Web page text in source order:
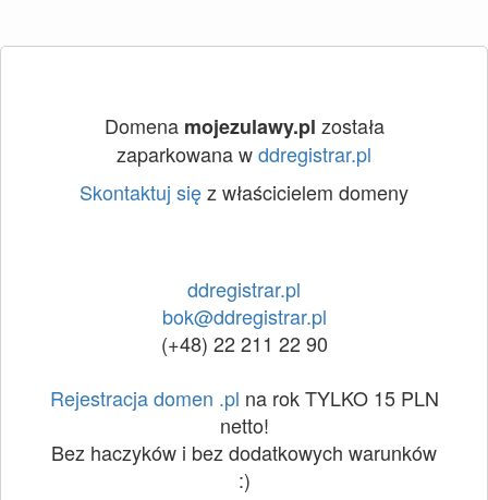
Domena mojezulawy.pl została
zaparkowana wddregistrar.pl
Skontaktuj sięz właścicielem domeny
ddregistrar.pl
bok@ddregistrar.pl
(+48) 22 211 22 90
Rejestracja domen .pl na rok TYLKO 15 PLN
netto!
Bez haczyków i bez dodatkowych warunków
:)